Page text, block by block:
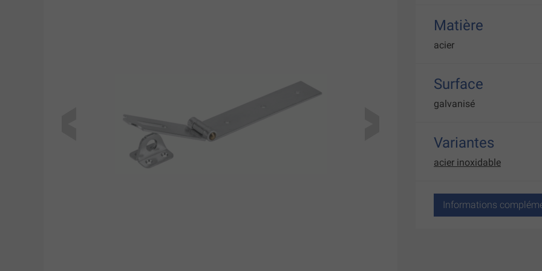
Matière
acier
Surface
galvanisé
Variantes
acier inoxidable
Informations